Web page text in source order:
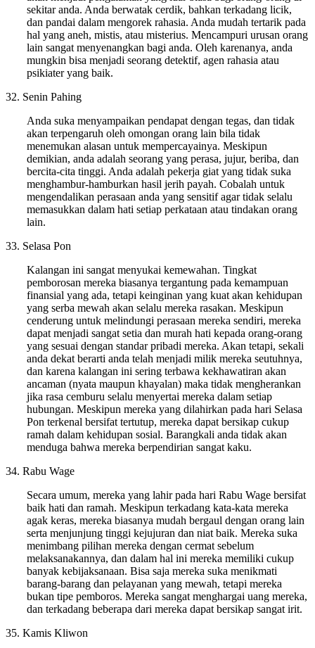
sekitar anda. Anda berwatak cerdik, bahkan terkadang licik,
dan pandai dalam mengorek rahasia. Anda mudah tertarik pada
hal yang aneh, mistis, atau misterius. Mencampuri urusan orang
lain sangat menyenangkan bagi anda. Oleh karenanya, anda
mungkin bisa menjadi seorang detektif, agen rahasia atau
psikiater yang baik.
32. Senin Pahing
Anda suka menyampaikan pendapat dengan tegas, dan tidak
akan terpengaruh oleh omongan orang lain bila tidak
menemukan alasan untuk mempercayainya. Meskipun
demikian, anda adalah seorang yang perasa, jujur, beriba, dan
bercita-cita tinggi. Anda adalah pekerja giat yang tidak suka
menghambur-hamburkan hasil jerih payah. Cobalah untuk
mengendalikan perasaan anda yang sensitif agar tidak selalu
memasukkan dalam hati setiap perkataan atau tindakan orang
lain.
33. Selasa Pon
Kalangan ini sangat menyukai kemewahan. Tingkat
pemborosan mereka biasanya tergantung pada kemampuan
finansial yang ada, tetapi keinginan yang kuat akan kehidupan
yang serba mewah akan selalu mereka rasakan. Meskipun
cenderung untuk melindungi perasaan mereka sendiri, mereka
dapat menjadi sangat setia dan murah hati kepada orang-orang
yang sesuai dengan standar pribadi mereka. Akan tetapi, sekali
anda dekat berarti anda telah menjadi milik mereka seutuhnya,
dan karena kalangan ini sering terbawa kekhawatiran akan
ancaman (nyata maupun khayalan) maka tidak mengherankan
jika rasa cemburu selalu menyertai mereka dalam setiap
hubungan. Meskipun mereka yang dilahirkan pada hari Selasa
Pon terkenal bersifat tertutup, mereka dapat bersikap cukup
ramah dalam kehidupan sosial. Barangkali anda tidak akan
menduga bahwa mereka berpendirian sangat kaku.
34. Rabu Wage
Secara umum, mereka yang lahir pada hari Rabu Wage bersifat
baik hati dan ramah. Meskipun terkadang kata-kata mereka
agak keras, mereka biasanya mudah bergaul dengan orang lain
serta menjunjung tinggi kejujuran dan niat baik. Mereka suka
menimbang pilihan mereka dengan cermat sebelum
melaksanakannya, dan dalam hal ini mereka memiliki cukup
banyak kebijaksanaan. Bisa saja mereka suka menikmati
barang-barang dan pelayanan yang mewah, tetapi mereka
bukan tipe pemboros. Mereka sangat menghargai uang mereka,
dan terkadang beberapa dari mereka dapat bersikap sangat irit.
35. Kamis Kliwon